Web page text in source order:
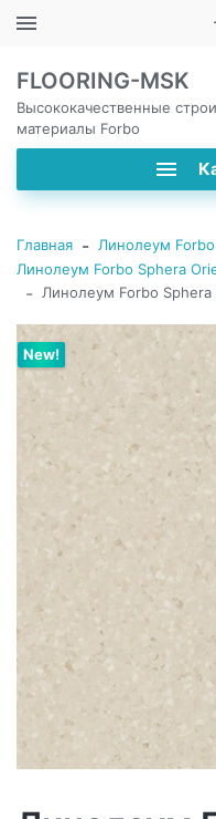
FLOORING-MSK
Высококачественные
материалы Forbo
Главная - Линолеум Forbo
Линолеум Forbo Sphera
- Линолеум Forbo Sphera
New!